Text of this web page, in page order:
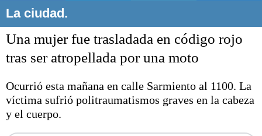
El mundo
Opinión
Deportes
Escenario Olímpico
Liga del Sur
Fútbol
La ciudad.
Una mujer fue trasladada en código rojo
tras ser atropellada por una moto
Ocurrió esta mañana en calle Sarmiento al 1100. La
víctima sufrió politraumatismos graves en la cabeza
y el cuerpo.